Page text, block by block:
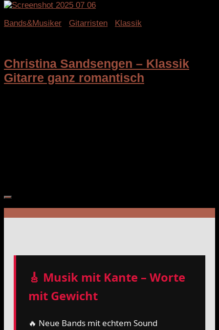
Bands&Musiker Gitarristen
Klassik
Christina Sandsengen – Klassik
Gitarre ganz romantisch
🎸 Musik mit Kante – Worte
mit Gewicht
🔥 Neue Bands mit echtem Sound